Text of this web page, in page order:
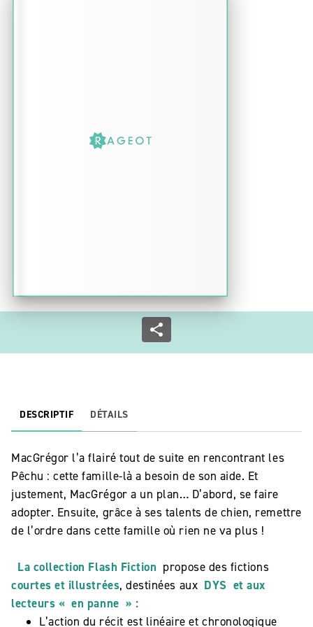
DESCRIPTIF DÉTAILS
MacGrégor l’a flairé tout de suite en rencontrant les
Pêchu : cette famille-là a besoin de son aide. Et
justement, MacGrégor a un plan… D’abord, se faire
adopter. Ensuite, grâce à ses talents de chien, remettre
de l’ordre dans cette famille où rien ne va plus !
La collection Flash Fiction propose des fictions
courtes et illustrées, destinées aux DYS et aux
lecteurs « en panne » :
L’action du récit est linéaire et chronologique